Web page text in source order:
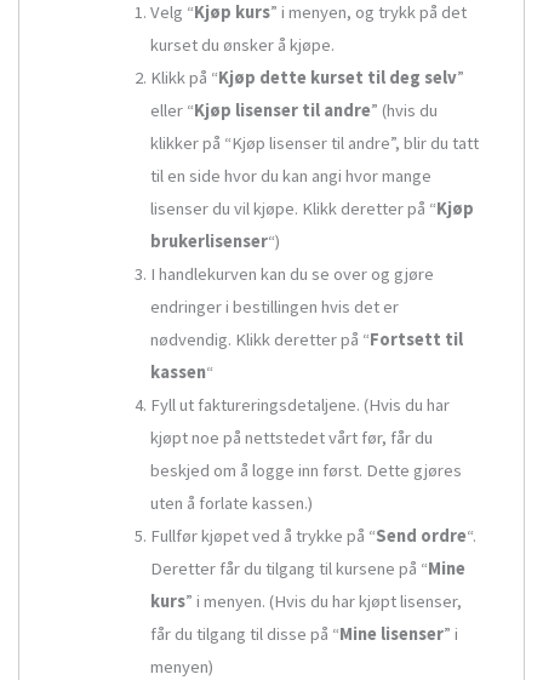
Velg “Kjøp kurs” i menyen, og trykk på det
kurset du ønsker å kjøpe.
Klikk på “Kjøp dette kurset til deg selv”
eller “Kjøp lisenser til andre” (hvis du
klikker på “Kjøp lisenser til andre”, blir du tatt
til en side hvor du kan angi hvor mange
lisenser du vil kjøpe. Klikk deretter på “Kjøp
brukerlisenser“)
I handlekurven kan du se over og gjøre
endringer i bestillingen hvis det er
nødvendig. Klikk deretter på “Fortsett til
kassen“
Fyll ut faktureringsdetaljene. (Hvis du har
kjøpt noe på nettstedet vårt før, får du
beskjed om å logge inn først. Dette gjøres
uten å forlate kassen.)
Fullfør kjøpet ved å trykke på “Send ordre“.
Deretter får du tilgang til kursene på “Mine
kurs” i menyen. (Hvis du har kjøpt lisenser,
får du tilgang til disse på “Mine lisenser” i
menyen)